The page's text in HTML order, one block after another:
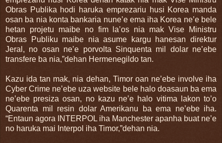
Obras Publika hodi haruka emprezariu husi Korea manda
osan ba nia konta bankaria nune’e ema iha Korea ne’e bele
hetan projetu maibe no fim la’os nia mak Vise Ministru
Obras Publiku maibe nia asume kargu hanesan direktur
Jeral, no osan ne’e porvolta Sinquenta mil dolar ne’ebe
transfere ba nia,”dehan Hermenegildo tan.
Kazu ida tan mak, nia dehan, Timor oan ne’ebe involve iha
Cyber Crime ne’ebe uza website bele halo doasaun ba ema
ne’ebe presiza osan, no kazu ne’e halo vitima lakon to’o
Quarenta mil resin dolar Amerikanu ba ema ne’ebe iha.
“Entaun agora INTERPOL iha Manchester apanha buat ne’e
no haruka mai Interpol iha Timor,”dehan nia.